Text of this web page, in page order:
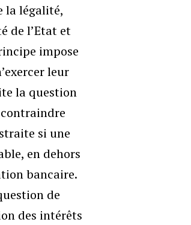
la légalité,
de l’Etat et
impose
leur
la question
si une
en dehors
bancaire.
de
des intérêts